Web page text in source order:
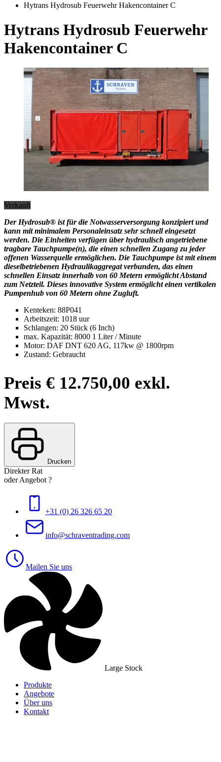
Hytrans Hydrosub Feuerwehr Hakencontainer C
Hytrans Hydrosub Feuerwehr
Hakencontainer C
Verkauft
Der Hydrosub® ist für die Notwasserversorgung konzipiert und
kann mit minimalem Personaleinsatz sehr schnell eingesetzt
werden. Die Einheiten verfügen über hydraulisch angetriebene
tragbare Tauchpumpe(n), die einen schnellen Zugang zu jeder
offenen Wasserquelle ermöglichen. Die Tauchpumpe ist mit einem
dieselbetriebenen Hydraulikaggregat verbunden, das einen
schnellen Einsatz innerhalb von 60 Metern ermöglicht Abstand
zum Netzteil. Dieses innovative System ermöglicht einen vertikalen
Pumpenhub von 60 Metern ohne Zugluft.
Kenteken: 88P041
Arbeitszeit: 1018 uur
Schlangen: 20 Stück (6 Inch)
max. Kapazität: 8000 1 Liter / Minute
Motor: DAF DNT 620 AG, 117kw @ 1800rpm
Zustand: Gebraucht
Preis € 12.750,00 exkl.
Mwst.
Drucken
Direkter Rat
oder Angebot ?
+31 (0) 26 326 65 20
info@schraventrading.com
Mailen Sie uns
Large Stock
Produkte
Angebote
Über uns
Kontakt